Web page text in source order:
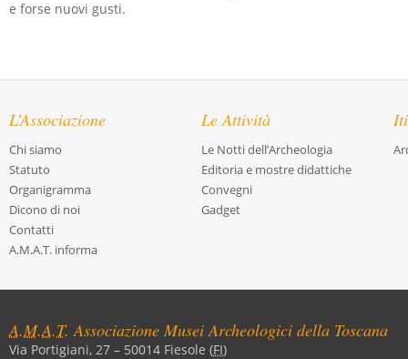
e forse nuovi gusti.
L’Associazione
Chi siamo
Statuto
Organigramma
Dicono di noi
Contatti
A.M.A.T. informa
Le Attività
Le Notti dell’Archeologia
Editoria e mostre didattiche
Convegni
Gadget
A.M.A.T. Associazione Musei Archeologici della Toscana
Via Portigiani, 27 – 50014 Fiesole (FI)